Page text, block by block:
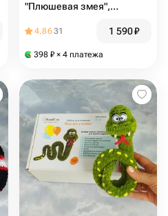
"Плюшевая змея",
4.8631 1 590₽
398 ₽ × 4 платежа